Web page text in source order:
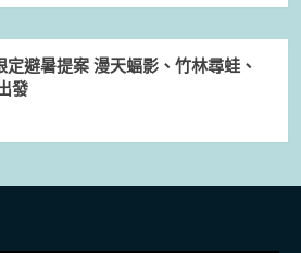
避暑提案 漫天蝠影、竹林尋蛙、
發